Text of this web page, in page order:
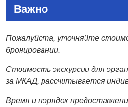
Важно
Пожалуйста, уточняйте
бронировании.
Стоимость экскурсии для
за МКАД, рассчитывается
Время и порядок